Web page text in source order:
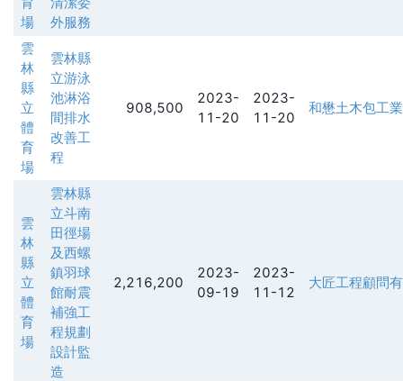
場
外服務
雲
林
縣
立
體
育
場
雲林縣
立游泳
池淋浴
間排水
改善工
程
908,500
2023-
11-20
2023-
11-20
和懋土木包工業
雲
林
縣
立
體
育
場
雲林縣
立斗南
田徑場
及西螺
鎮羽球
館耐震
補強工
程規劃
設計監
造
2,216,200
2023-
09-19
2023-
11-12
大匠工程顧問